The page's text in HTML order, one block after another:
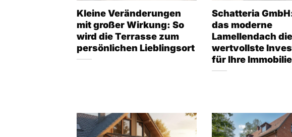
Kleine Veränderungen
mit großer Wirkung: So
wird die Terrasse zum
persönlichen Lieblingsort
Schatteria
das moderne
Lamellendach die
wertvollste
für Ihre